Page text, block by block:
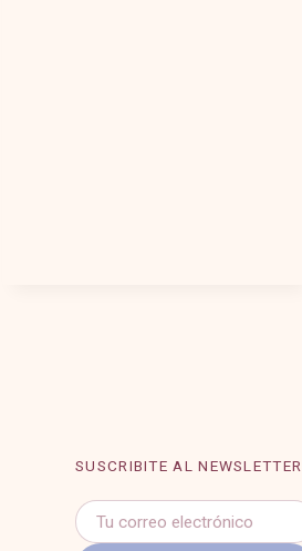
SUSCRIBITE AL NEWSLETTER
Correo
electrónico